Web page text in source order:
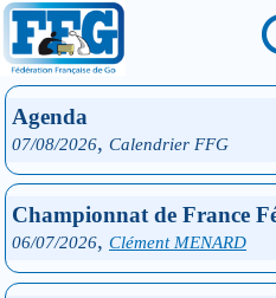
Agenda
07/08/2026, Calendrier FFG
Championnat de France
06/07/2026, Clément MENARD